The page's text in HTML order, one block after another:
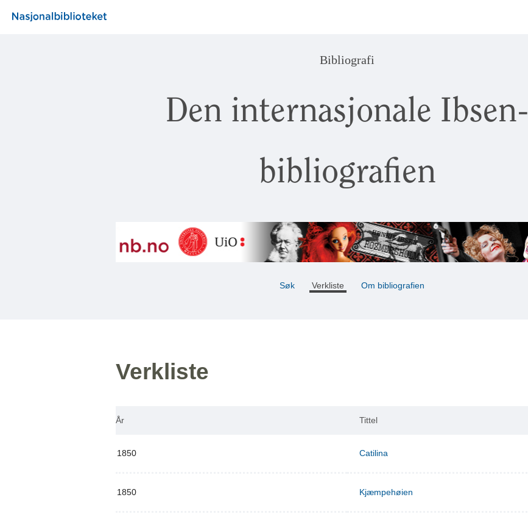
Bibliografi
Den internasjonale Ibsen-
bibliografien
Søk Verkliste Om bibliografien
Verkliste
År Tittel
1850 Catilina
1850 Kjæmpehøien